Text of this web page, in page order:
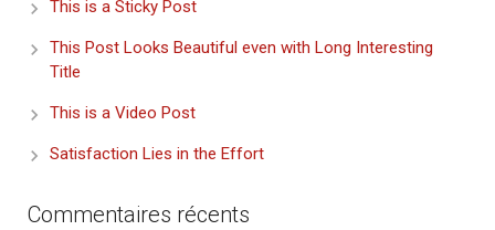
This is a Sticky Post
This Post Looks Beautiful even with Long Interesting
Title
This is a Video Post
Satisfaction Lies in the Effort
Commentaires récents